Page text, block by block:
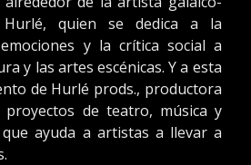
Hurlé, quien se dedica a la
y la crítica social a
y las artes escénicas. Y a esta
de Hurlé prods., productora
de teatro, música y
ayuda a artistas a llevar a